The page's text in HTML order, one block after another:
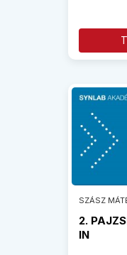
SZÁSZ
2.
IN